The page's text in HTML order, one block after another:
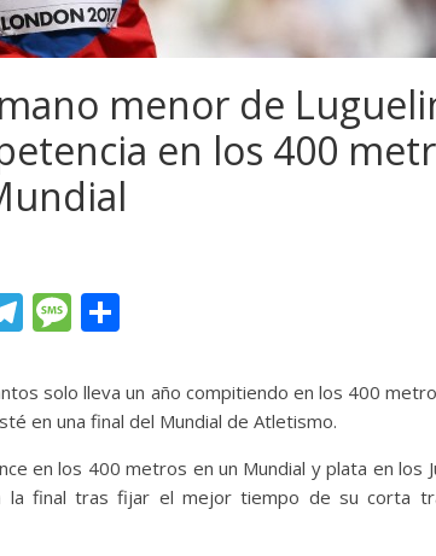
menor de
en los 400
T
e
gr
a
m
M
ss
a
g
e
m
p
ar
ti
solo lleva un año compitiendo en los 400
en una final del Mundial de Atletismo.
en los 400 metros en un Mundial y plata en los
la final tras fijar el mejor tiempo de su corta